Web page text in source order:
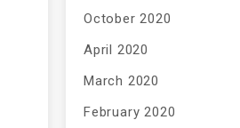
October 2020
April 2020
March 2020
February 2020